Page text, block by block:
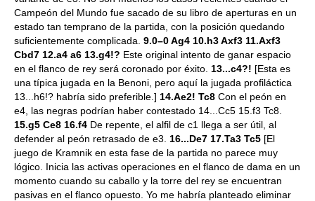
Campeón del Mundo fue sacado de su libro de aperturas en un
estado tan temprano de la partida, con la posición quedando
suficientemente complicada. 9.0–0 Ag4 10.h3 Axf3 11.Axf3
Cbd7 12.a4 a6 13.g4!? Este original intento de ganar espacio
en el flanco de rey será coronado por éxito. 13...c4?! [Esta es
una típica jugada en la Benoni, pero aquí la jugada profiláctica
13...h6!? habría sido preferible.] 14.Ae2! Tc8 Con el peón en
e4, las negras podrían haber contestado 14...Cc5 15.f3 Tc8.
15.g5 Ce8 16.f4 De repente, el alfil de c1 llega a ser útil, al
defender al peón retrasado de e3. 16...De7 17.Ta3 Tc5 [El
juego de Kramnik en esta fase de la partida no parece muy
lógico. Inicia las activas operaciones en el flanco de dama en un
momento cuando su caballo y la torre del rey se encuentran
pasivas en el flanco opuesto. Yo me habría planteado eliminar